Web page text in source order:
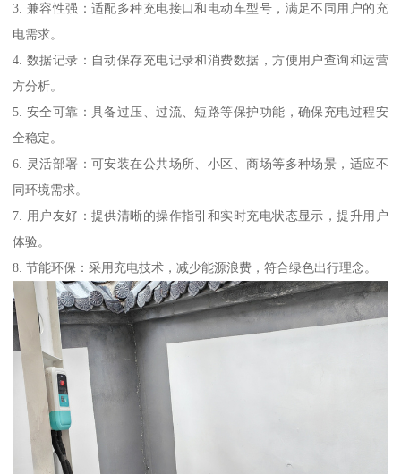
3. 兼容性强：适配多种充电接口和电动车型号，满足不同用户的充
电需求。
4. 数据记录：自动保存充电记录和消费数据，方便用户查询和运营
方分析。
5. 安全可靠：具备过压、过流、短路等保护功能，确保充电过程安
全稳定。
6. 灵活部署：可安装在公共场所、小区、商场等多种场景，适应不
同环境需求。
7. 用户友好：提供清晰的操作指引和实时充电状态显示，提升用户
体验。
8. 节能环保：采用充电技术，减少能源浪费，符合绿色出行理念。